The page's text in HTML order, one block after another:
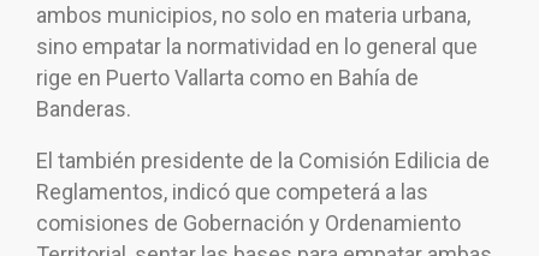
ambos municipios, no solo en materia urbana,
sino empatar la normatividad en lo general que
rige en Puerto Vallarta como en Bahía de
Banderas.
El también presidente de la Comisión Edilicia de
Reglamentos, indicó que competerá a las
comisiones de Gobernación y Ordenamiento